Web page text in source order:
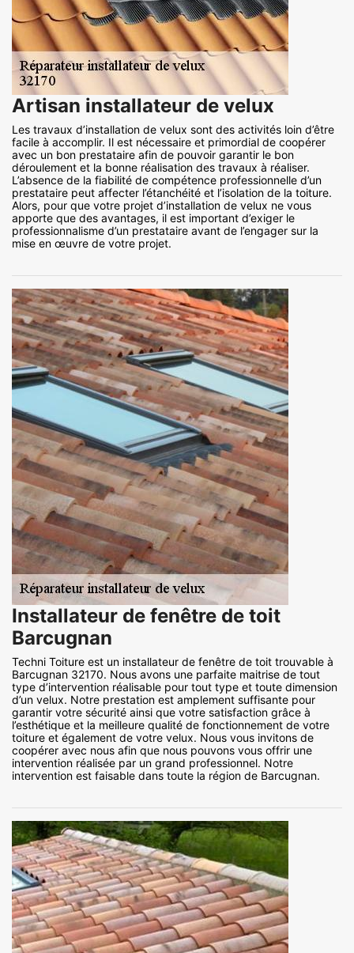
Artisan installateur de velux
Les travaux d’installation de velux sont des activités loin d’être
facile à accomplir. Il est nécessaire et primordial de coopérer
avec un bon prestataire afin de pouvoir garantir le bon
déroulement et la bonne réalisation des travaux à réaliser.
L’absence de la fiabilité de compétence professionnelle d’un
prestataire peut affecter l’étanchéité et l’isolation de la toiture.
Alors, pour que votre projet d’installation de velux ne vous
apporte que des avantages, il est important d’exiger le
professionnalisme d’un prestataire avant de l’engager sur la
mise en œuvre de votre projet.
Installateur de fenêtre de toit
Barcugnan
Techni Toiture est un installateur de fenêtre de toit trouvable à
Barcugnan 32170. Nous avons une parfaite maitrise de tout
type d’intervention réalisable pour tout type et toute dimension
d’un velux. Notre prestation est amplement suffisante pour
garantir votre sécurité ainsi que votre satisfaction grâce à
l’esthétique et la meilleure qualité de fonctionnement de votre
toiture et également de votre velux. Nous vous invitons de
coopérer avec nous afin que nous pouvons vous offrir une
intervention réalisée par un grand professionnel. Notre
intervention est faisable dans toute la région de Barcugnan.